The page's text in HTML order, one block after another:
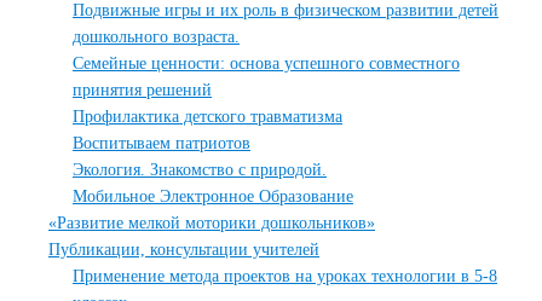
Подвижные игры и их роль в физическом развитии детей
дошкольного возраста.
Семейные ценности: основа успешного совместного
принятия решений
Профилактика детского травматизма
Воспитываем патриотов
Экология. Знакомство с природой.
Мобильное Электронное Образование
«Развитие мелкой моторики дошкольников»
Публикации, консультации учителей
Применение метода проектов на уроках технологии в 5-8